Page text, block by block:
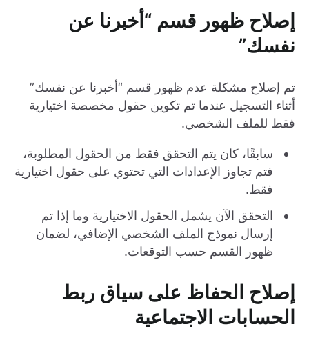
إصلاح ظهور قسم “أخبرنا عن
نفسك”
تم إصلاح مشكلة عدم ظهور قسم “أخبرنا عن نفسك”
أثناء التسجيل عندما تم تكوين حقول مخصصة اختيارية
فقط للملف الشخصي.
سابقًا، كان يتم التحقق فقط من الحقول المطلوبة،
فتم تجاوز الإعدادات التي تحتوي على حقول اختيارية
فقط.
التحقق الآن يشمل الحقول الاختيارية وما إذا تم
إرسال نموذج الملف الشخصي الإضافي، لضمان
ظهور القسم حسب التوقعات.
إصلاح الحفاظ على سياق ربط
الحسابات الاجتماعية